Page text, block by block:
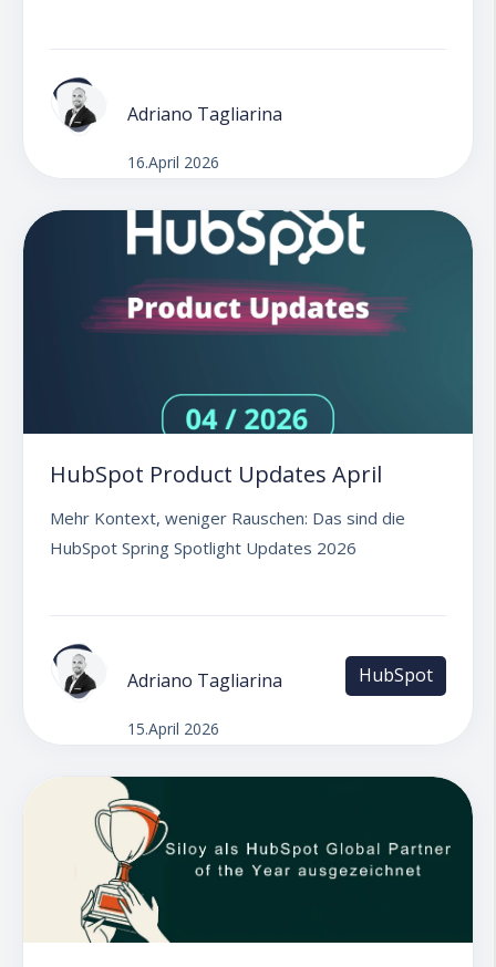
Adriano Tagliarina
16.April 2026
HubSpot Product Updates April
Mehr Kontext, weniger Rauschen: Das sind die
HubSpot Spring Spotlight Updates 2026
Adriano Tagliarina
15.April 2026
HubSpot